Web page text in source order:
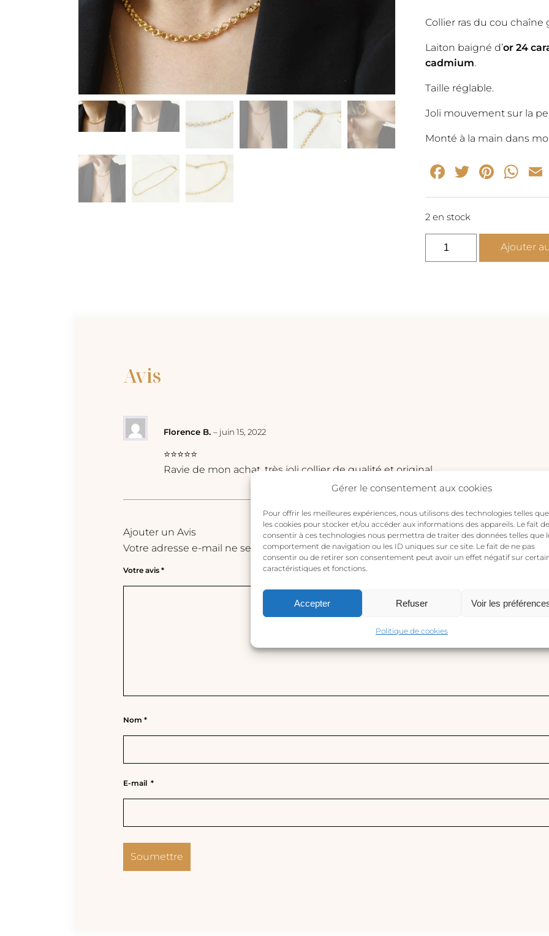
Gérer le consentement aux cookies
Pour offrir les meilleures expériences, nous utilisons des technologies telles que
les cookies pour stocker et/ou accéder aux informations des appareils. Le fait de
consentir à ces technologies nous permettra de traiter des données telles que
comportement de navigation ou les ID uniques sur ce site. Le fait de ne pas
consentir ou de retirer son consentement peut avoir un effet négatif sur
caractéristiques et fonctions.
Accepter Refuser Voir les
Politique de cookies
était
Collier ras du cou
Laiton baigné d’or 24
cadmium.
Taille réglable.
Joli mouvement sur la
Monté à la main dans
Facebook
Twitter
2 en stock
Ajouter
Avis
Florence B. – juin 15, 2022
⭐⭐⭐⭐⭐
Ravie de mon achat, très joli collier de qualité et original
Ajouter un Avis
Votre adresse e-mail ne sera pas publiée. Les champs obligatoires sont indiqués avec
Votre avis *
Nom *
E-mail *